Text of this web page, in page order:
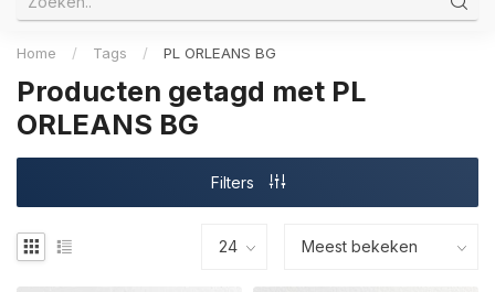
Home / Tags / PL ORLEANS BG
Producten getagd met PL
ORLEANS BG
Filters